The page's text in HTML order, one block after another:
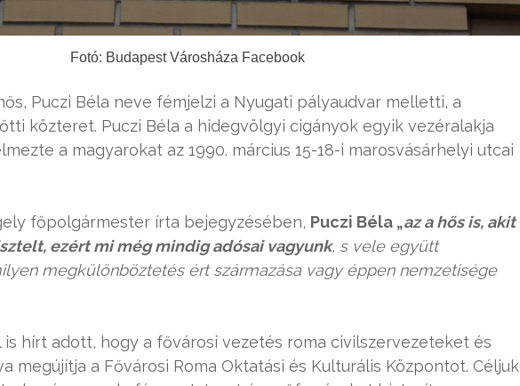
Fotó: Budapest Városháza Facebook
Puczi Béla neve fémjelzi a Nyugati pályaudvar melletti, a
közteret. Puczi Béla a hidegvölgyi cigányok egyik vezéralakja
a magyarokat az 1990. március 15-18-i marosvásárhelyi utcai
főpolgármester írta bejegyzésében, Puczi Béla „az a hős is, akit
ezért mi még mindig adósai vagyunk, s vele együtt
megkülönböztetés ért származása vagy éppen nemzetisége
hírt adott, hogy a fővárosi vezetés roma civilszervezeteket és
megújítja a Fővárosi Roma Oktatási és Kulturális Központot. Céljuk